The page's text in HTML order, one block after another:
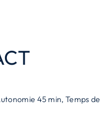
45 min, Temps de